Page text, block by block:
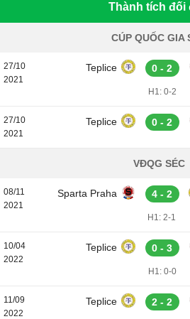
Thành tích đối
CÚP QUỐC GIA
27/10
2021
Teplice 0 - 2
H1: 0-2
27/10
2021
Teplice 0 - 2
VĐQG SÉC
08/11
2021
Sparta Praha 4 - 2
H1: 2-1
10/04
2022
Teplice 0 - 3
H1: 0-0
11/09
2022
Teplice 2 - 2